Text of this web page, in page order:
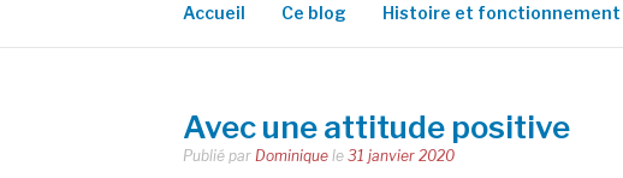
Accueil Ce blog Histoire et fonctionnement
Avec une attitude positive
Publié par Dominique le 31 janvier 2020